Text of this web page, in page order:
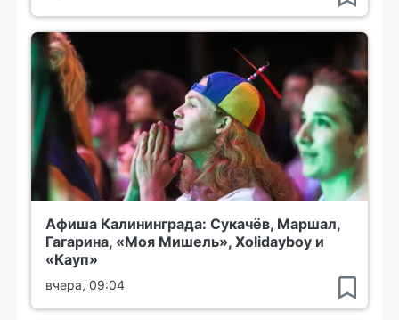
Афиша Калининграда: Сукачёв, Маршал,
Гагарина, «Моя Мишель», Xolidayboy и
«Кауп»
вчера, 09:04